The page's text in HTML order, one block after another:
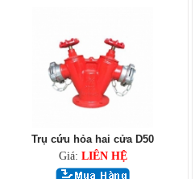
Trụ cứu hỏa hai cửa D50
Giá: LIÊN HỆ